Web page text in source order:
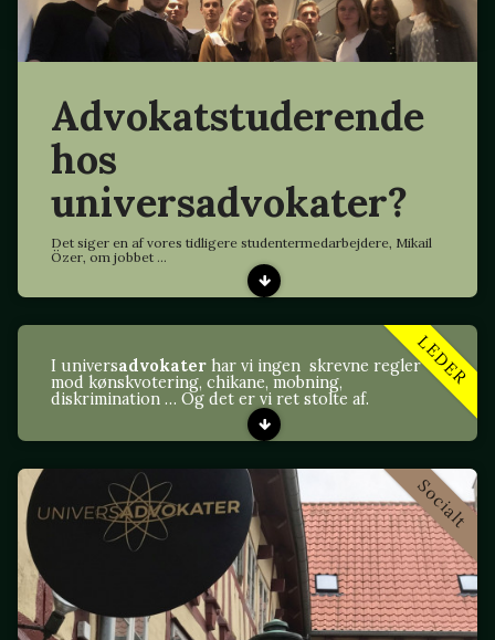
Advokatstuderende
hos
universadvokater?
Det siger en af vores tidligere studentermedarbejdere, Mikail
Özer, om jobbet ...
LEDER
I universadvokaterhar vi ingen skrevne regler
mod kønskvotering, chikane, mobning,
diskrimination … Og det er vi ret stolte af.
Socialt